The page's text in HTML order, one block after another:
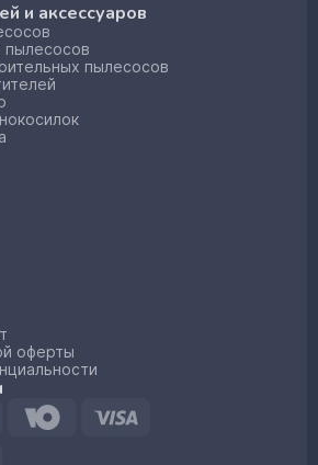
и аксессуаров
пылесосов
пылесосов
оферты